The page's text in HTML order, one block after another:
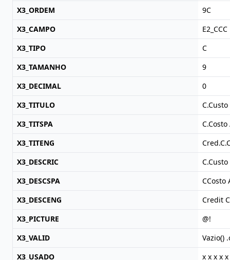
X3_ORDEM
9C
X3_CAMPO
E2_CCC
X3_TIPO
C
X3_TAMANHO
9
X3_DECIMAL
0
X3_TITULO
X3_TITSPA
X3_TITENG
X3_DESCRIC
X3_DESCSPA
CCosto
X3_DESCENG
Credit
X3_PICTURE
@!
X3_VALID
Vazio()
X3_USADO
x x x x